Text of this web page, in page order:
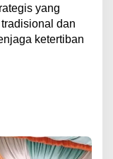
yang
dan
ketertiban